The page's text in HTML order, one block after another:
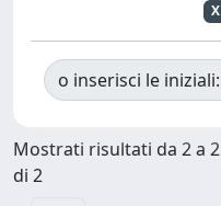
X
o inserisci le iniziali:
Mostrati risultati da 2 a 2
di 2